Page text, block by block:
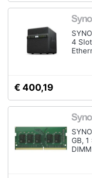
4
€ 400,19
GB,
DIMM